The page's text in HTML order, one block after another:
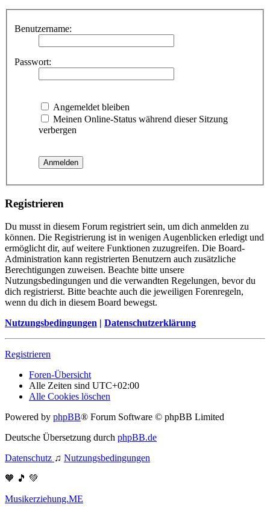
Benutzername:
Passwort:
Angemeldet bleiben
Meinen Online-Status während dieser Sitzung
verbergen
Registrieren
Du musst in diesem Forum registriert sein, um dich anmelden zu
können. Die Registrierung ist in wenigen Augenblicken erledigt und
ermöglicht dir, auf weitere Funktionen zuzugreifen. Die Board-
Administration kann registrierten Benutzern auch zusätzliche
Berechtigungen zuweisen. Beachte bitte unsere
Nutzungsbedingungen und die verwandten Regelungen, bevor du
dich registrierst. Bitte beachte auch die jeweiligen Forenregeln,
wenn du dich in diesem Board bewegst.
Nutzungsbedingungen | Datenschutzerklärung
Registrieren
Foren-Übersicht
Alle Zeiten sind UTC+02:00
Alle Cookies löschen
Powered by phpBB® Forum Software © phpBB Limited
Deutsche Übersetzung durch phpBB.de
Datenschutz ♫ Nutzungsbedingungen
🧡 🎵 💚
Musikerziehung.ME